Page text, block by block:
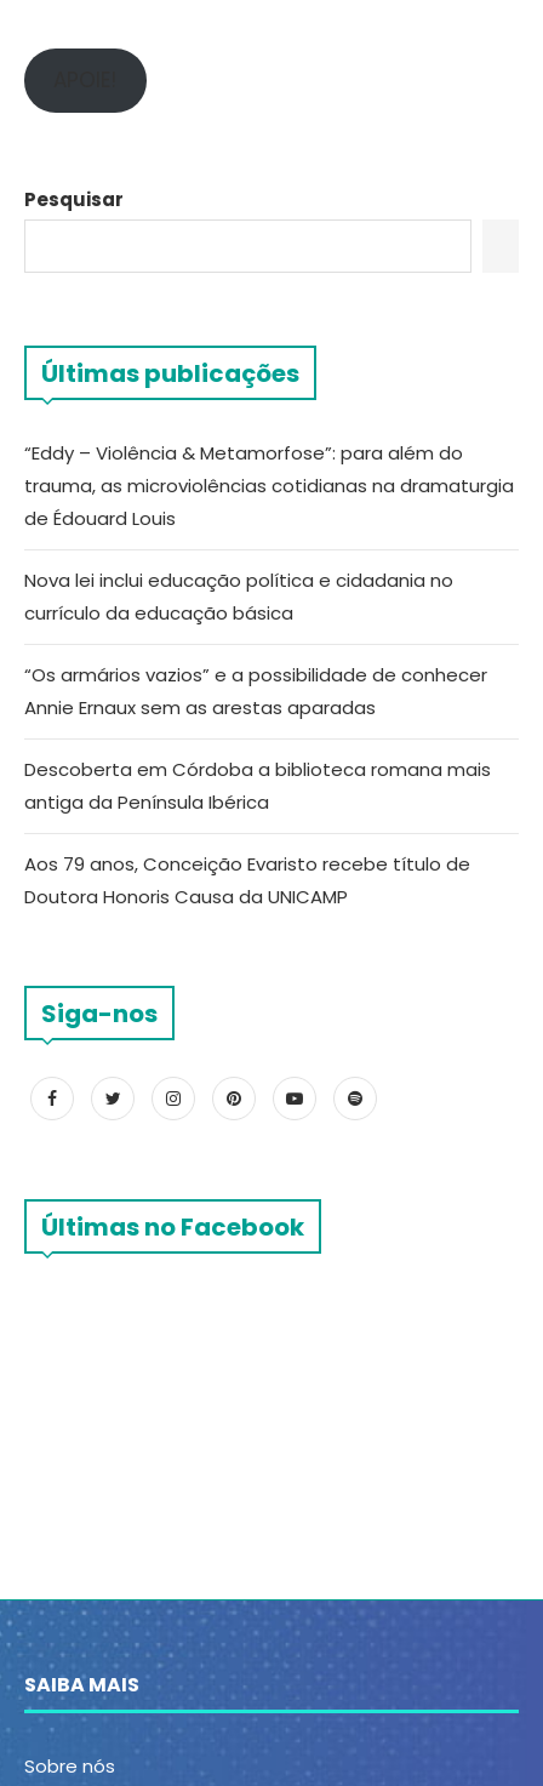
Pesquisar
Últimas publicações
“Eddy – Violência & Metamorfose”: para além do
trauma, as microviolências cotidianas na dramaturgia
de Édouard Louis
Nova lei inclui educação política e cidadania no
currículo da educação básica
“Os armários vazios” e a possibilidade de conhecer
Annie Ernaux sem as arestas aparadas
Descoberta em Córdoba a biblioteca romana mais
antiga da Península Ibérica
Aos 79 anos, Conceição Evaristo recebe título de
Doutora Honoris Causa da UNICAMP
Siga-nos
Últimas no Facebook
SAIBA MAIS
Sobre nós